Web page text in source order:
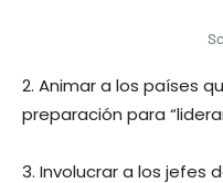
2. Animar a los países
preparación para
3. Involucrar a los jefes